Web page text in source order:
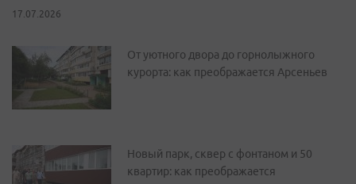
17.07.2026
От уютного двора до горнолыжного
курорта: как преображается Арсеньев
Новый парк, сквер с фонтаном и 50
квартир: как преображается